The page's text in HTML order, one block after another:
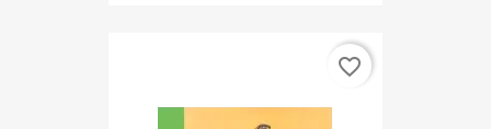
favorite_border